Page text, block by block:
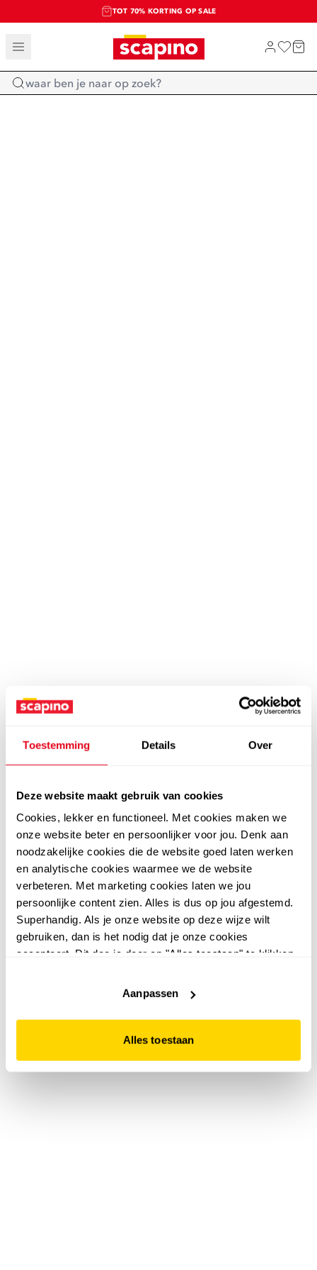
Toestemming Details Over
Deze website maakt gebruik van cookies
Cookies, lekker en functioneel. Met cookies maken we
onze website beter en persoonlijker voor jou. Denk aan
noodzakelijke cookies die de website goed laten werken
en analytische cookies waarmee we de website
verbeteren. Met marketing cookies laten we jou
persoonlijke content zien. Alles is dus op jou afgestemd.
Superhandig. Als je onze website op deze wijze wilt
gebruiken, dan is het nodig dat je onze cookies
accepteert. Dit doe je door op "Alles toestaan" te klikken.
website niet optimaal functioneert.
Aanpassen
Alles toestaan
TOT 70% KORTING OP SALE
SALE: LAATSTE KANS!
SHOP NIEUW
Home